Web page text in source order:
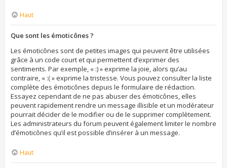
Haut
Que sont les émoticônes ?
Les émoticônes sont de petites images qui peuvent être utilisées
grâce à un code court et qui permettent d’exprimer des
sentiments. Par exemple, « :) » exprime la joie, alors qu’au
contraire, « :( » exprime la tristesse. Vous pouvez consulter la liste
complète des émoticônes depuis le formulaire de rédaction.
Essayez cependant de ne pas abuser des émoticônes, elles
peuvent rapidement rendre un message illisible et un modérateur
pourrait décider de le modifier ou de le supprimer complètement.
Les administrateurs du forum peuvent également limiter le nombre
d’émoticônes qu’il est possible d’insérer à un message.
Haut